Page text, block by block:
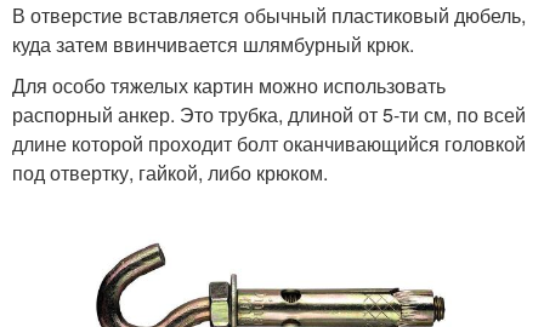
В отверстие вставляется обычный пластиковый дюбель,
куда затем ввинчивается шлямбурный крюк.
Для особо тяжелых картин можно использовать
распорный анкер. Это трубка, длиной от 5-ти см, по всей
длине которой проходит болт оканчивающийся головкой
под отвертку, гайкой, либо крюком.